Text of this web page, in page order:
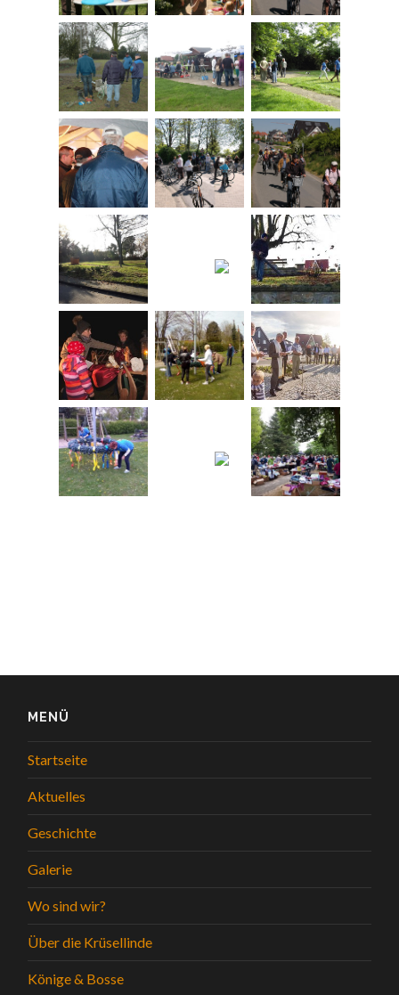
MENÜ
Startseite
Aktuelles
Geschichte
Galerie
Wo sind wir?
Über die Krüsellinde
Könige & Bosse